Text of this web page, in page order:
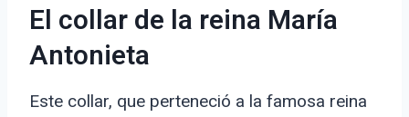
El collar de la reina María
Antonieta
Este collar, que perteneció a la famosa reina